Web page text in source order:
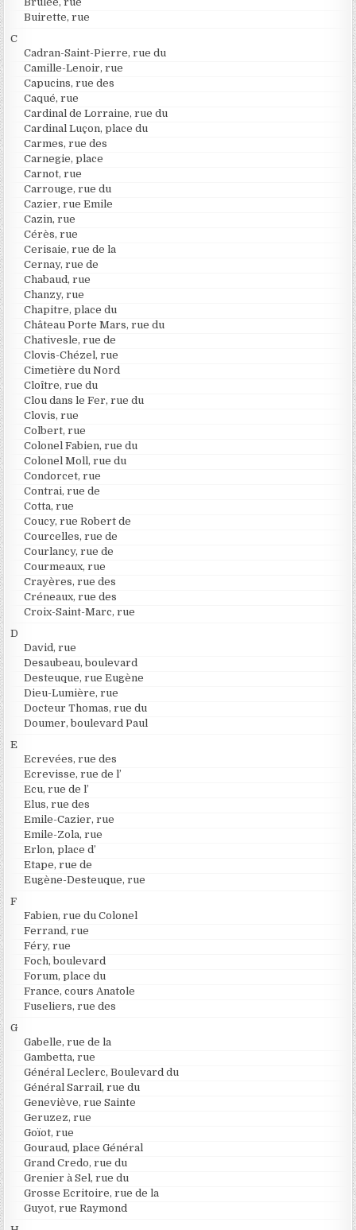
Buirette, rue
C
Cadran-Saint-Pierre, rue du
Camille-Lenoir, rue
Capucins, rue des
Caqué, rue
Cardinal de Lorraine, rue du
Cardinal Luçon, place du
Carmes, rue des
Carnegie, place
Carnot, rue
Carrouge, rue du
Cazier, rue Emile
Cazin, rue
Cérès, rue
Cerisaie, rue de la
Cernay, rue de
Chabaud, rue
Chanzy, rue
Chapitre, place du
Château Porte Mars, rue du
Chativesle, rue de
Clovis-Chézel, rue
Cimetière du Nord
Cloître, rue du
Clou dans le Fer, rue du
Clovis, rue
Colbert, rue
Colonel Fabien, rue du
Colonel Moll, rue du
Condorcet, rue
Contrai, rue de
Cotta, rue
Coucy, rue Robert de
Courcelles, rue de
Courlancy, rue de
Courmeaux, rue
Crayères, rue des
Créneaux, rue des
Croix-Saint-Marc, rue
D
David, rue
Desaubeau, boulevard
Desteuque, rue Eugène
Dieu-Lumière, rue
Docteur Thomas, rue du
Doumer, boulevard Paul
E
Ecrevées, rue des
Ecrevisse, rue de l’
Ecu, rue de l’
Elus, rue des
Emile-Cazier, rue
Emile-Zola, rue
Erlon, place d’
Etape, rue de
Eugène-Desteuque, rue
F
Fabien, rue du Colonel
Ferrand, rue
Féry, rue
Foch, boulevard
Forum, place du
France, cours Anatole
Fuseliers, rue des
G
Gabelle, rue de la
Gambetta, rue
Général Leclerc, Boulevard du
Général Sarrail, rue du
Geneviève, rue Sainte
Geruzez, rue
Goïot, rue
Gouraud, place Général
Grand Credo, rue du
Grenier à Sel, rue du
Grosse Ecritoire, rue de la
Guyot, rue Raymond